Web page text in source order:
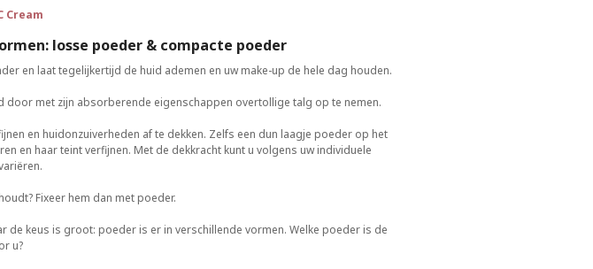
Cream
losse poeder & compacte poeder
en laat tegelijkertijd de huid ademen en uw make-up de hele dag houden.
met zijn absorberende eigenschappen overtollige talg op te nemen.
en huidonzuiverheden af te dekken. Zelfs een dun laagje poeder op het
en haar teint verfijnen. Met de dekkracht kunt u volgens uw individuele
Fixeer hem dan met poeder.
keus is groot: poeder is er in verschillende vormen. Welke poeder is de
u?